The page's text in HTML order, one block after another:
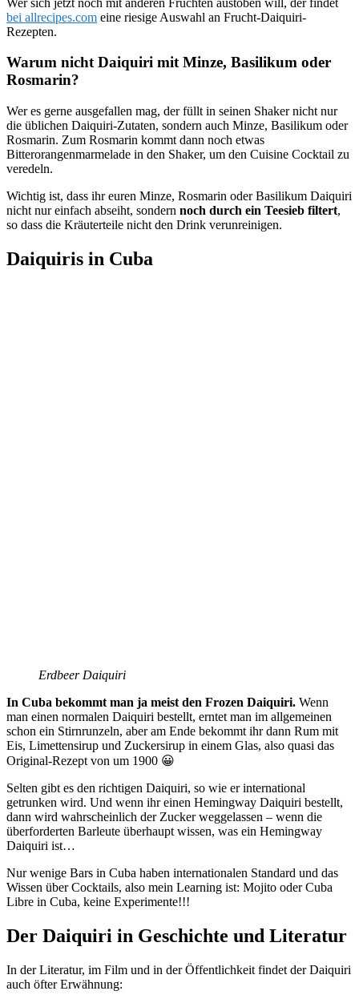
bei allrecipes.com eine riesige Auswahl an Frucht-Daiquiri-
Rezepten.
Warum nicht Daiquiri mit Minze, Basilikum oder
Rosmarin?
Wer es gerne ausgefallen mag, der füllt in seinen Shaker nicht nur
die üblichen Daiquiri-Zutaten, sondern auch Minze, Basilikum oder
Rosmarin. Zum Rosmarin kommt dann noch etwas
Bitterorangenmarmelade in den Shaker, um den Cuisine Cocktail zu
veredeln.
Wichtig ist, dass ihr euren Minze, Rosmarin oder Basilikum Daiquiri
nicht nur einfach abseiht, sondern noch durch ein Teesieb filtert,
so dass die Kräuterteile nicht den Drink verunreinigen.
Daiquiris in Cuba
Erdbeer Daiquiri
In Cuba bekommt man ja meist den Frozen Daiquiri. Wenn
man einen normalen Daiquiri bestellt, erntet man im allgemeinen
schon ein Stirnrunzeln, aber am Ende bekommt ihr dann Rum mit
Eis, Limettensirup und Zuckersirup in einem Glas, also quasi das
Original-Rezept von um 1900 😀
Selten gibt es den richtigen Daiquiri, so wie er international
getrunken wird. Und wenn ihr einen Hemingway Daiquiri bestellt,
dann wird wahrscheinlich der Zucker weggelassen – wenn die
überforderten Barleute überhaupt wissen, was ein Hemingway
Daiquiri ist…
Nur wenige Bars in Cuba haben internationalen Standard und das
Wissen über Cocktails, also mein Learning ist: Mojito oder Cuba
Libre in Cuba, keine Experimente!!!
Der Daiquiri in Geschichte und Literatur
In der Literatur, im Film und in der Öffentlichkeit findet der Daiquiri
auch öfter Erwähnung: